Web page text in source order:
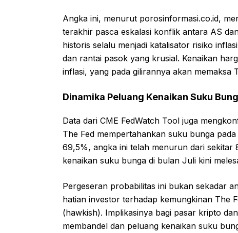
Angka ini, menurut porosinformasi.co.id,
terakhir pasca eskalasi konflik antara AS
historis selalu menjadi katalisator risiko
dan rantai pasok yang krusial. Kenaikan
inflasi, yang pada gilirannya akan memaksa
Dinamika Peluang Kenaikan Suku
Data dari CME FedWatch Tool juga
The Fed mempertahankan suku bunga
69,5%, angka ini telah menurun dari
kenaikan suku bunga di bulan Juli kini
Pergeseran probabilitas ini bukan sekadar
hatian investor terhadap kemungkinan The
(hawkish). Implikasinya bagi pasar kripto
membandel dan peluang kenaikan suku